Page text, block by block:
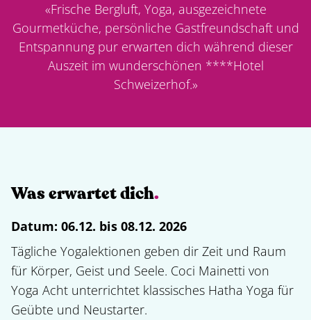
«Frische Bergluft, Yoga, ausgezeichnete
Gourmetküche, persönliche Gastfreundschaft und
Entspannung pur erwarten dich während dieser
Auszeit im wunderschönen ****Hotel
Schweizerhof.»
Was erwartet dich.
Datum: 06.12. bis 08.12. 2026
Tägliche Yogalektionen geben dir Zeit und Raum
für Körper, Geist und Seele. Coci Mainetti von
Yoga Acht unterrichtet klassisches Hatha Yoga für
Geübte und Neustarter.